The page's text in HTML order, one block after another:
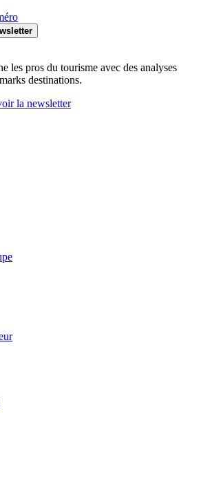
les pros du tourisme avec des analyses
destinations.
la newsletter